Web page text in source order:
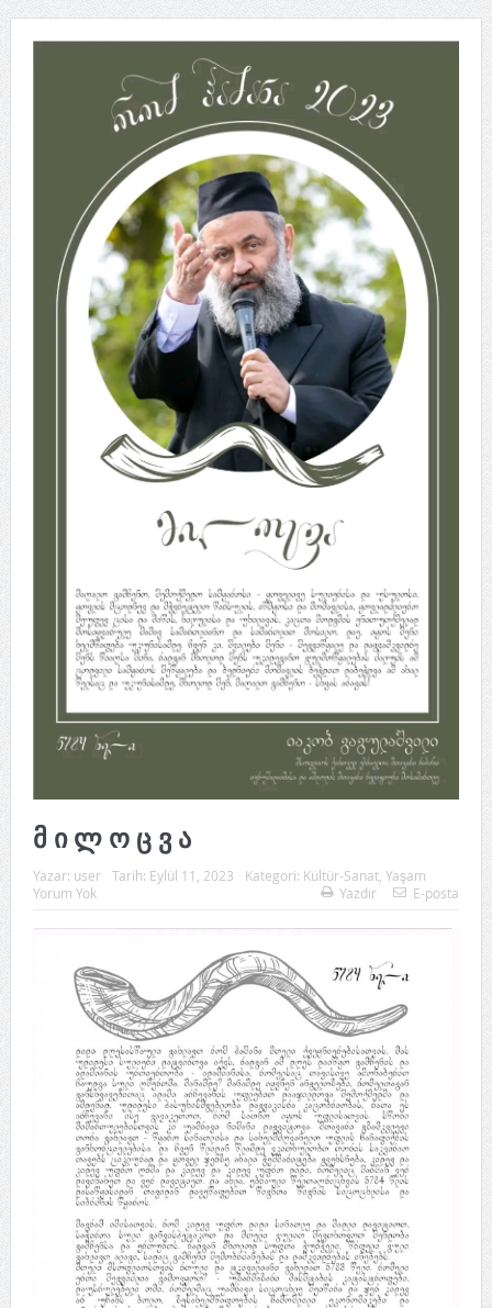
მ ი ლ ო ც ვ ა
Yazar: user Tarih: Eylül 11, 2023 Kategori: Kültür-Sanat, Yaşam
Yorum Yok
Yazdır E-posta